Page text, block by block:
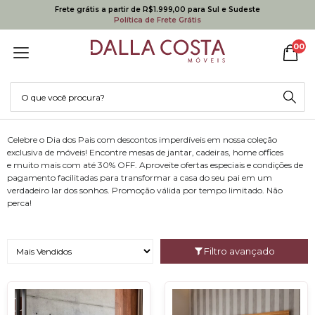
Frete grátis a partir de R$1.999,00 para Sul e Sudeste
Política de Frete Grátis
00
Celebre o Dia dos Pais com descontos imperdíveis em nossa coleção
exclusiva de móveis! Encontre mesas de jantar, cadeiras, home offices
e muito mais com até 30% OFF. Aproveite ofertas especiais e condições de
pagamento facilitadas para transformar a casa do seu pai em um
verdadeiro lar dos sonhos. Promoção válida por tempo limitado. Não
perca!
Filtro avançado